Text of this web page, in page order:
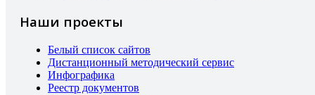
Наши проекты
Белый список сайтов
Дистанционный методический сервис
Инфографика
Реестр документов